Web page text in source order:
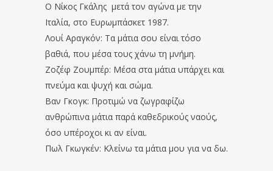
Ο Νίκος Γκάλης μετά τον αγώνα με την
Ιταλία, στο Ευρωμπάσκετ 1987.
Λουί Αραγκόν: Τα μάτια σου είναι τόσο
βαθιά, που μέσα τους χάνω τη μνήμη.
Ζοζέφ Ζουμπέρ: Μέσα στα μάτια υπάρχει και
πνεύμα και ψυχή και σώμα.
Βαν Γκογκ: Προτιμώ να ζωγραφίζω
ανθρώπινα μάτια παρά καθεδρικούς ναούς,
όσο υπέροχοι κι αν είναι.
Πωλ Γκωγκέν: Κλείνω τα μάτια μου για να δω.